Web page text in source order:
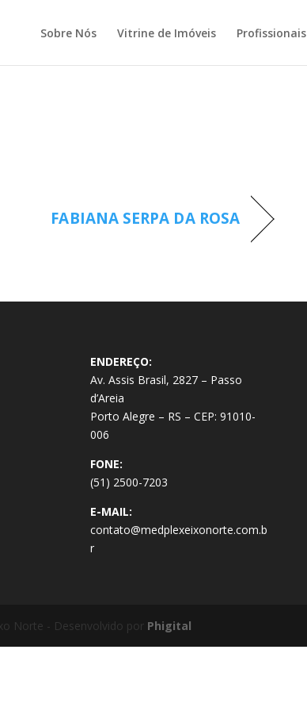
Sobre Nós Vitrine de Imóveis Profissionais
FABIANA SERPA DA ROSA
ENDEREÇO:
Av. Assis Brasil, 2827 – Passo
d’Areia
Porto Alegre – RS – CEP: 91010-
006
FONE:
(51) 2500-7203
E-MAIL:
contato@medplexeixonorte.com.b
r
Norte - Desenvolvido por Phigital